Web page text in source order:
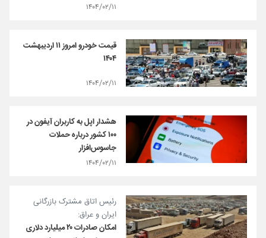
۱۴۰۴/۰۲/۱۱
قیمت خودرو امروز ۱۱ اردیبهشت
۱۴۰۴
۱۴۰۴/۰۲/۱۱
هشدار اپل به کاربران آیفون در
۱۰۰ کشور درباره حملات
جاسوس‌افزار
۱۴۰۴/۰۲/۱۱
رئیس اتاق مشترک بازرگانی
ایران و عراق:
امکان صادرات ۲۰ میلیارد دلاری